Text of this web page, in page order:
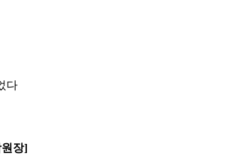
다
장]